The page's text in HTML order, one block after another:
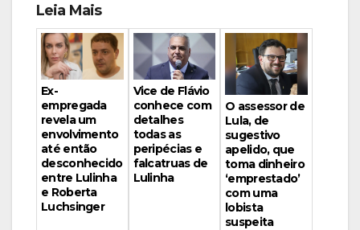
Leia Mais
Ex-
empregada
revela um
envolvimento
até então
desconhecido
entre Lulinha
e Roberta
Luchsinger
Vice de Flávio
conhece com
detalhes
todas as
peripécias e
falcatruas de
Lulinha
O assessor de
Lula, de
sugestivo
apelido, que
toma dinheiro
‘emprestado’
com uma
lobista
suspeita